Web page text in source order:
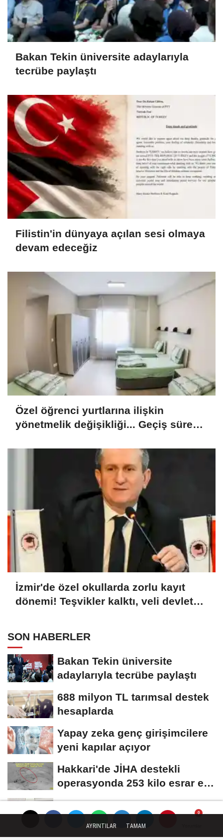
Bakan Tekin üniversite adaylarıyla
tecrübe paylaştı
Filistin'in dünyaya açılan sesi olmaya
devam edeceğiz
Özel öğrenci yurtlarına ilişkin
yönetmelik değişikliği... Geçiş süresi
İzmir'de özel okullarda zorlu kayıt
dönemi! Teşvikler kalktı, veli devlet
SON HABERLER
Bakan Tekin üniversite
adaylarıyla tecrübe paylaştı
688 milyon TL tarımsal destek
hesaplarda
Yapay zeka genç girişimcilere
yeni kapılar açıyor
Hakkari'de JİHA destekli
operasyonda 253 kilo esrar ele
Bakan Göktaş: Terörsüz
AYRINTILAR TAMAM